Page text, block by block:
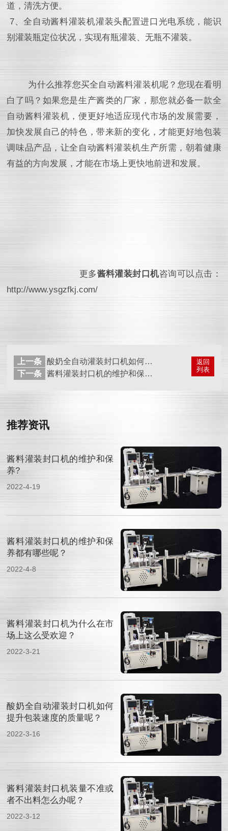
道，清洗方便。
7、全自动酱料灌装机灌装头配置进口光电系统，能识
别灌装瓶定位状况，实现有瓶灌装、无瓶不灌装。
为什么推荐您买全自动酱料灌装机呢？您现在看明
白了吗？如果您是生产酱类的厂家，那您就必备一款全
自动酱料灌装机，便更好地适应现代市场的发展需要，
加快发展自己的特色，带来新的变化，才能更好地包装
调味品产品，让全自动酱料灌装机生产所需，朝着健康
有益的方向发展，才能在市场上更快地前进和发展。
更多酱料灌装封口机咨询可以点击：
http://www.ysgzfkj.com/
返回
列表
上一条
酸奶全自动灌装封口机如何提升包装速度的质量呢？
下一条
酱料灌装封口机的维护和保养都有哪些呢？
推荐资讯
酱料灌装封口机的维护和保
养?
2022-4-19
酱料灌装封口机的维护和保
养都有哪些呢？
2022-4-8
酱料灌装封口机为什么在市
场上这么受欢迎？
2022-3-21
酸奶全自动灌装封口机如何
提升包装速度的质量呢？
2022-3-16
酱料灌装封口机装量不准或
者不出料怎么办呢？
2022-3-12